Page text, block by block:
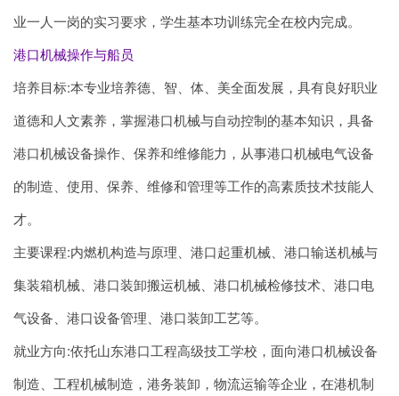
业一人一岗的实习要求，学生基本功训练完全在校内完成。
港口机械操作与船员
培养目标:本专业培养德、智、体、美全面发展，具有良好职业
道德和人文素养，掌握港口机械与自动控制的基本知识，具备
港口机械设备操作、保养和维修能力，从事港口机械电气设备
的制造、使用、保养、维修和管理等工作的高素质技术技能人
才。
主要课程:内燃机构造与原理、港口起重机械、港口输送机械与
集装箱机械、港口装卸搬运机械、港口机械检修技术、港口电
气设备、港口设备管理、港口装卸工艺等。
就业方向:依托山东港口工程高级技工学校，面向港口机械设备
制造、工程机械制造，港务装卸，物流运输等企业，在港机制